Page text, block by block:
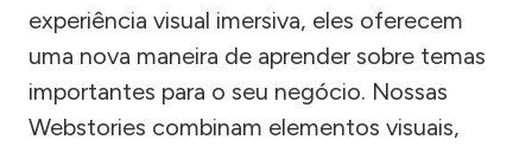
experiência visual imersiva, eles oferecem
uma nova maneira de aprender sobre temas
importantes para o seu negócio. Nossas
Webstories combinam elementos visuais,